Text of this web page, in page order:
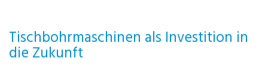
Tischbohrmaschinen als Investition in
die Zukunft